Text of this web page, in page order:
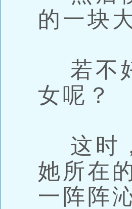
的一块
若不
女呢？
这时
她所在
一阵阵